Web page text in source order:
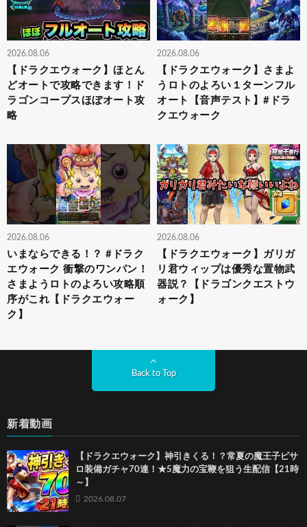
2026.08.06
【ドラクエウォーク】ほとん
どオートで攻略できます！ド
ラゴンコープスほぼオート攻
略
2026.08.06
【ドラクエウォーク】さまよ
うロトのよろい１ターンフル
オート【音声テスト】#ドラ
クエウォーク
2026.08.06
いまならできる！？ #ドラク
エウォーク 衝撃のワンパン！
さまようロトのよろい攻略順
序がこれ【ドラクエウォー
ク】
2026.08.06
【ドラクエウォーク】ガリガ
リ君ウィップは優秀な置物武
器説？【ドラゴンクエストウ
ォーク】
Back to Top
新着動画
【ドラクエウォーク】神引きくる！？常夏の魔王子ピサ
ロ装備ガチャ70連！★5魔力の宝鞭を狙う生配信【21時
～】
2026.08.07